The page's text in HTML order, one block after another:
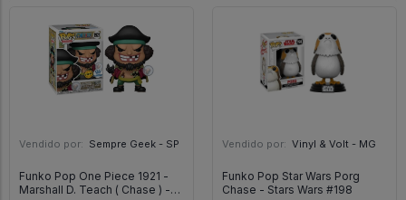
Vendido por: Sempre Geek - SP
Funko Pop One Piece 1921 -
Marshall D. Teach ( Chase ) -
Vendido por: Vinyl & Volt - MG
Funko Pop Star Wars Porg
Chase - Stars Wars #198